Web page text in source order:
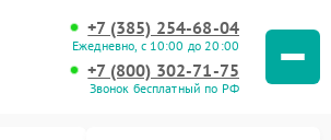
+7 (385) 254-68-04
Ежедневно, с 10:00 до 20:00
+7 (800) 302-71-75
Звонок бесплатный по РФ